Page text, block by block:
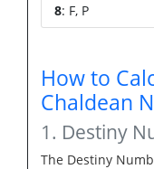
8: F, P
How to
Chaldean
1. Destiny
The Destiny